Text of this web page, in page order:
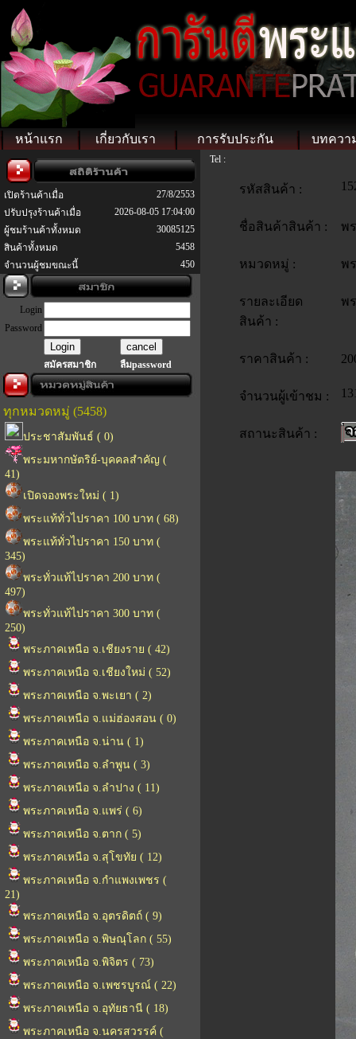
หน้าแรก เกี่ยวกับเรา การรับประกัน บทควา
เปิดร้านค้าเมื่อ
27/8/2553
ปรับปรุงร้านค้าเมื่อ
2026-08-05 17:04:00
ผู้ชมร้านค้าทั้งหมด
30085125
สินค้าทั้งหมด
5458
จำนวนผู้ชมขณะนี้
450
Login
Password
สมัครสมาชิก ลืมpassword
ทุกหมวดหมู่ (5458)
ประชาสัมพันธ์ ( 0)
พระมหากษัตริย์-บุคคลสำคัญ (
41)
เปิดจองพระใหม่ ( 1)
พระแท้ทั่วไปราคา 100 บาท ( 68)
พระแท้ทั่วไปราคา 150 บาท (
345)
พระทั่วแท้ไปราคา 200 บาท (
497)
พระทั่วแท้ไปราคา 300 บาท (
250)
พระภาคเหนือ จ.เชียงราย ( 42)
พระภาคเหนือ จ.เชียงใหม่ ( 52)
พระภาคเหนือ จ.พะเยา ( 2)
พระภาคเหนือ จ.แม่ฮ่องสอน ( 0)
พระภาคเหนือ จ.น่าน ( 1)
พระภาคเหนือ จ.ลำพูน ( 3)
พระภาคเหนือ จ.ลำปาง ( 11)
พระภาคเหนือ จ.แพร่ ( 6)
พระภาคเหนือ จ.ตาก ( 5)
พระภาคเหนือ จ.สุโขทัย ( 12)
พระภาคเหนือ จ.กำแพงเพชร (
21)
พระภาคเหนือ จ.อุตรดิตถ์ ( 9)
พระภาคเหนือ จ.พิษณุโลก ( 55)
พระภาคเหนือ จ.พิจิตร ( 73)
พระภาคเหนือ จ.เพชรบูรณ์ ( 22)
พระภาคเหนือ จ.อุทัยธานี ( 18)
พระภาคเหนือ จ.นครสวรรค์ (
Tel :
รหัสสินค้า :
ชื่อสินค้าสินค้า : พ
หมวดหมู่ : พ
รายละเอียด
สินค้า :
พ
ราคาสินค้า :
จำนวนผู้เข้าชม :
สถานะสินค้า :